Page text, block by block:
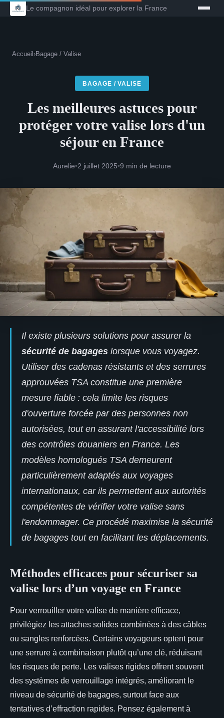
Le compagnon idéal pour explorer la France
Accueil ›Bagage / Valise
BAGAGE / VALISE
Les meilleures astuces pour
protéger votre valise lors d'un
séjour en France
Aurelie•2 juillet 2025•9 min de lecture
Il existe plusieurs solutions pour assurer la
sécurité de bagages lorsque vous voyagez.
Utiliser des cadenas résistants et des serrures
approuvées TSA constitue une première
mesure fiable : cela limite les risques
d'ouverture forcée par des personnes non
autorisées, tout en assurant l'accessibilité lors
des contrôles douaniers en France. Les
modèles homologués TSA demeurent
particulièrement adaptés aux voyages
internationaux, car ils permettent aux autorités
compétentes de vérifier votre valise sans
l'endommager. Ce procédé maximise la sécurité
de bagages tout en facilitant les déplacements.
Méthodes efficaces pour sécuriser sa
valise lors d’un voyage en France
Pour verrouiller votre valise de manière efficace,
privilégiez les attaches solides combinées à des câbles
ou sangles renforcées. Certains voyageurs optent pour
une serrure à combinaison plutôt qu’une clé, réduisant
les risques de perte. Les valises rigides offrent souvent
des systèmes de verrouillage intégrés, améliorant le
niveau de sécurité de bagages, surtout face aux
tentatives d’effraction rapides. Pensez également à